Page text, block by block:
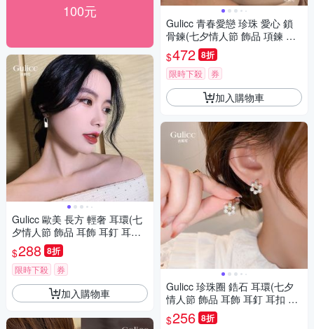
100元
Gulicc 歐美 長方 輕奢 耳環(七
夕情人節 飾品 耳飾 耳釘 耳環
耳墜 禮物 )
$288 8折
限時下殺 券
加入購物車
Gulicc 青春愛戀 珍珠 愛心 鎖
骨鍊(七夕情人節 飾品 項鍊 頸
鍊 珍珠 鎖骨鍊 生日禮物 )
$472 8折
限時下殺 券
加入購物車
Gulicc 珍珠圈 鋯石 耳環(七夕
情人節 飾品 耳飾 耳釘 耳扣 耳
環 生日禮物 )
$256 8折